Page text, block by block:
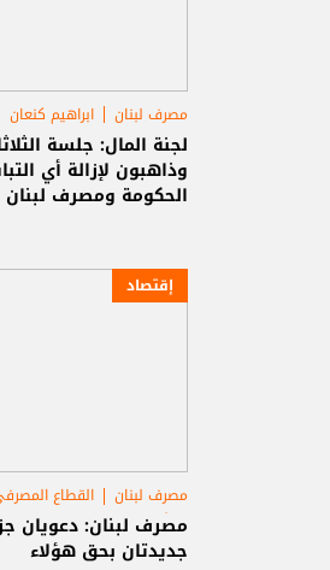
مصرف لبنان ابراهيم كنعان
لجنة المال: جلسة
وذاهبون لإزالة أي
الحكومة ومصرف لبنان
إقتصاد
مصرف لبنان
القطاع
أموال المودعين
مصرف لبنان: دعويان
جديدتان بحق هؤلاء